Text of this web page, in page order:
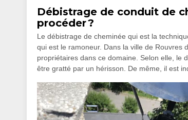
Débistrage de conduit de
procéder ?
Le débistrage de cheminée qui est la
qui est le ramoneur. Dans la ville de Rouvres
propriétaires dans ce domaine. Selon elle, le
être gratté par un hérisson. De même, il est